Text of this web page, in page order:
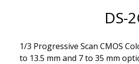
DS-
1/3 Progressive Scan CMOS
to 13.5 mm and 7 to 35 mm